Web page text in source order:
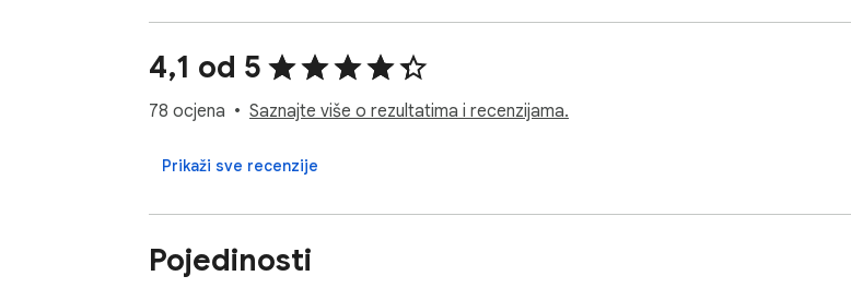
4,1 od 5
78 ocjena Saznajte više o rezultatima i recenzijama.
Prikaži sve recenzije
Pojedinosti